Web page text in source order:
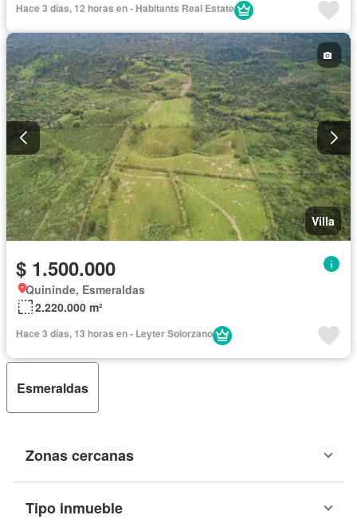
Hace 3 días, 12 horas en - Habitants Real Estate
Villa
$ 1.500.000
Quininde, Esmeraldas
2.220.000 m²
Hace 3 días, 13 horas en - Leyter Solorzano
Esmeraldas
Zonas cercanas
Tipo inmueble